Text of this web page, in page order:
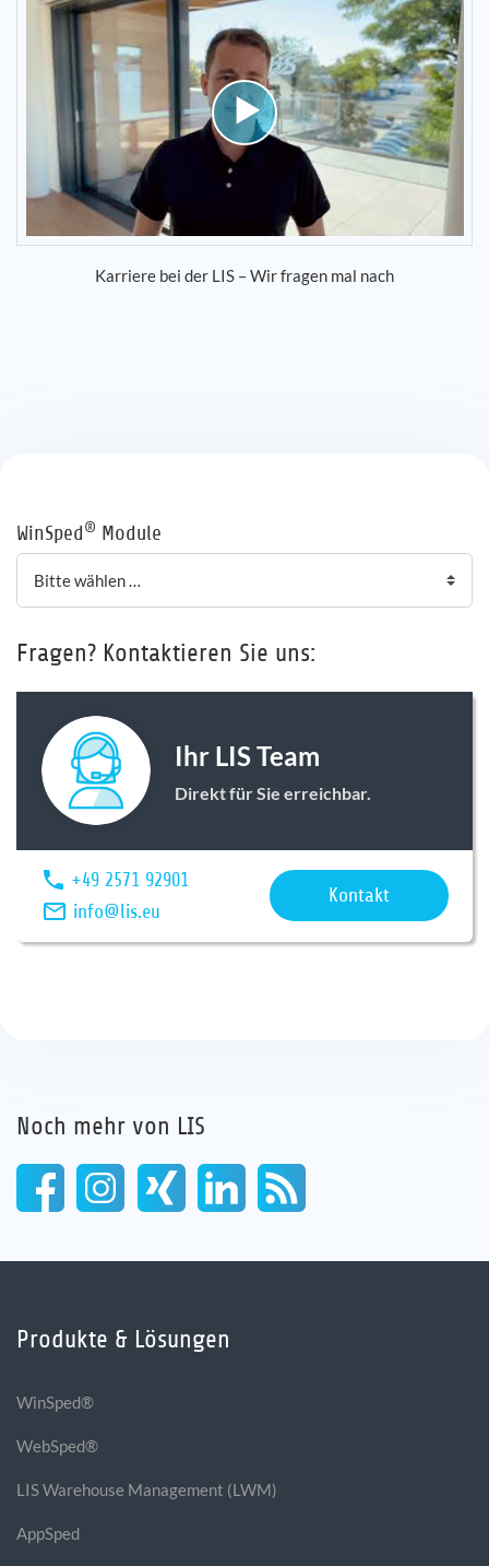
Karriere bei der LIS – Wir fragen mal nach
WinSped ® Module
Fragen? Kontaktieren Sie uns:
Ihr LIS Team
Direkt für Sie erreichbar.
+49 2571 92901
info@lis.eu
Kontakt
Noch mehr von LIS
Produkte & Lösungen
WinSped®
WebSped®
LIS Warehouse Management (LWM)
AppSped